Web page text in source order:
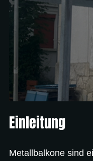
Einleitung
Metallbalkone sind